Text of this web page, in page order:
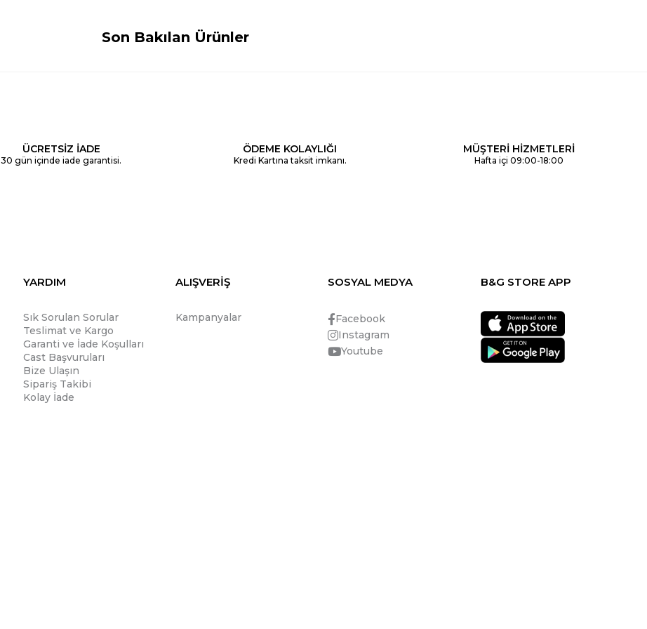
Son Bakılan Ürünler
ÜCRETSİZ İADE
30 gün içinde iade garantisi.
ÖDEME KOLAYLIĞI
Kredi Kartına taksit imkanı.
MÜŞTERİ HİZMETLERİ
Hafta içi 09:00-18:00
YARDIM
Sık Sorulan Sorular
Teslimat ve Kargo
Garanti ve İade Koşulları
Cast Başvuruları
Bize Ulaşın
Sipariş Takibi
Kolay İade
ALIŞVERİŞ
Kampanyalar
SOSYAL MEDYA
Facebook
Instagram
Youtube
B&G STORE APP